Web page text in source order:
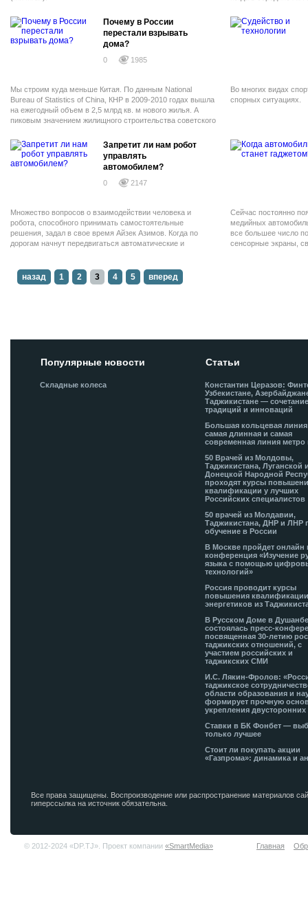
вспомогательных,
повышение
Почему в России
перестали взрывать
дома?
0 1985
Мы строим куда меньше Китая. По данным National
Bureau of Statistics of China, КНР в 2009-2010 годах вышла
на ежегодный объем в 2,5 млрд кв. м нового жилья. А
пиковым значением жилищного строительства советского
введенных в 1990 году.
Во многих видах
спорных ситуациях.
Запретит ли нам робот
управлять
автомобилем?
0 2147
Множество вопросов о взаимодействии человека и
робота, способного принимать самостоятельные
решения, задал в свое время Айзек Азимов. Когда по
дорогам начнут передвигаться автоматические и
смогут ограничивать действия человека, если они будут
иметь возможность оценивать его способности и навыки?
Сейчас постоянно
медийных
все большее число
сенсорные экраны,
назад 1 2 3 4 5 вперед
Популярные новости
Складные колеса
Статьи
Константин Церазов:
Узбекистане,
Таджикистане —
традиций и инноваций
Большая кольцевая
самая длинная и самая
современная линия метро
50 Врачей из Молдовы,
Таджикистана, Луганской
Донецкой Народной
проходят курсы
квалификации у лучших
Российских специалистов
50 врачей из Молдавии,
Таджикистана, ДНР и ЛНР
обучение в России
В Москве пройдет онлайн
конференция «Изучение
языка с помощью
технологий»
Россия проводит курсы
повышения
энергетиков из
В Русском Доме в
состоялась пресс-
посвященная 30-летию
таджикских отношений, с
участием российских и
таджикских СМИ
И.С. Лякин-Фролов:
таджикское
области образования и
формирует прочную
укрепления двусторонних
Ставки в БК Фонбет —
только лучшее
Стоит ли покупать акции
«Газпрома»: динамика и
Все права защищены. Воспроизводение или распространение материалов
гиперссылка на источник обязательна.
© 2012-2024 «DP.TJ». Проект компании «SmartMedia» Главная